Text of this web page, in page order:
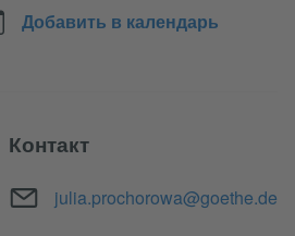
Добавить в календарь
Контакт
Электронный адрес
julia.prochorowa@goethe.de